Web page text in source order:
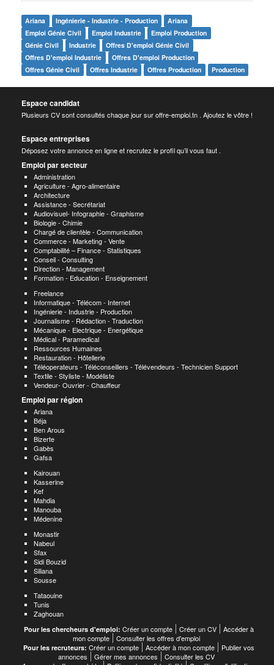
Ariana Ingénierie - Industrie - Production
Ariana
Emploi Génie Civil
Emploi Industrie
Emploi Production
Génie Civil
Industrie
Offres D'emploi Génie Civil
Offres D'emploi Industrie
Offres D'emploi Production
Offres Génie Civil
Offres Industrie Offres Production Production
Espace candidat
Plusieurs CV sont consultés chaque jour sur offre-emploi.tn . Ajoutez le vôtre !
Espace entreprises
Déposez votre annonce en ligne et recrutez le profil qu’il vous faut .
Emploi par secteur
Administration
Agriculture - Agro-alimentaire
Architecture
Assistance - Secrétariat
Audiovisuel- Infographie - Graphisme
Biologie - Chimie
Chargé de clientèle - Communication
Commerce - Marketing - Vente
Comptabilité – Finance - Statistiques
Conseil - Consulting
Direction - Management
Formation - Education - Enseignement
Freelance
Informatique - Télécom - Internet
Ingénierie - Industrie - Production
Journalisme - Rédaction - Traduction
Mécanique - Electrique - Energétique
Médical - Paramedical
Ressources Humaines
Restauration - Hôtellerie
Téléoperateurs - Téléconseillers - Télévendeurs - Technicien Support
Textile - Styliste - Modéliste
Vendeur- Ouvrier - Chauffeur
Emploi par région
Ariana
Béja
Ben Arous
Bizerte
Gabès
Gafsa
Kairouan
Kasserine
Kef
Mahdia
Manouba
Médenine
Monastir
Nabeul
Sfax
Sidi Bouzid
Siliana
Sousse
Tataouine
Tunis
Zaghouan
Pour les chercheurs d'emploi: Créer un compte Créer un CV
Accéder à
mon compte
Consulter les offres d'emploi
Pour les recruteurs: Créer un compte Accéder à mon compte
Publier vos
annonces
Gérer mes annonces
Consulter les CV